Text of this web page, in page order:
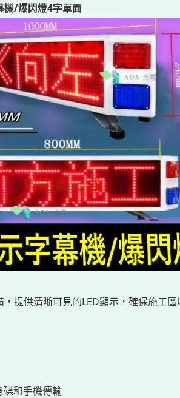
機/爆閃燈4字單面
提供清晰可見的LED顯示，確保施工
碟和手機傳輸